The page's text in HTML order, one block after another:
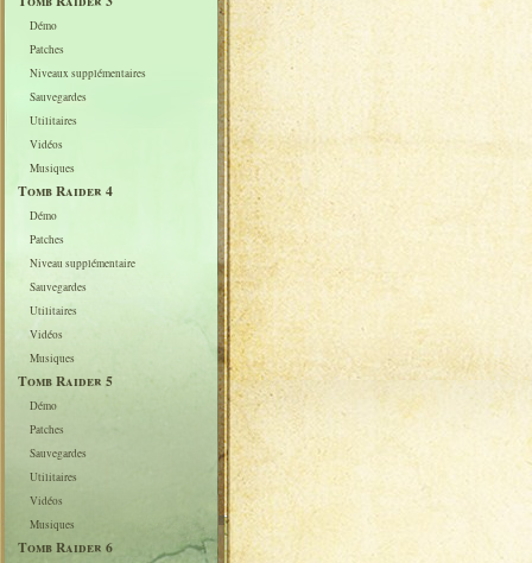
Démo
Patches
Niveaux supplémentaires
Sauvegardes
Utilitaires
Vidéos
Musiques
Tomb Raider 4
Démo
Patches
Niveau supplémentaire
Sauvegardes
Utilitaires
Vidéos
Musiques
Tomb Raider 5
Démo
Patches
Sauvegardes
Utilitaires
Vidéos
Musiques
Tomb Raider 6